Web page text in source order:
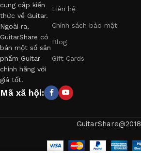
cung cấp kiến
thức về Guitar.
Ngoài ra,
GuitarShare có
bán một số sản
phẩm Guitar
chính hãng với
giá tốt.
Liên hệ
Chính sách bảo mật
Blog
Gift Cards
Mã xã hội:
GuitarShare@2018